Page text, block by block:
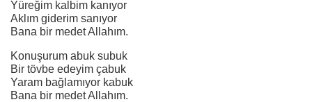
Yüreğim kalbim kanıyor
Aklım giderim sanıyor
Bana bir medet Allahım.
Konuşurum abuk subuk
Bir tövbe edeyim çabuk
Yaram bağlamıyor kabuk
Bana bir medet Allahım.